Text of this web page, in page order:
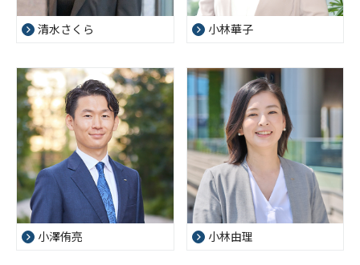
清水さくら 小林華子
小澤侑亮 小林由理